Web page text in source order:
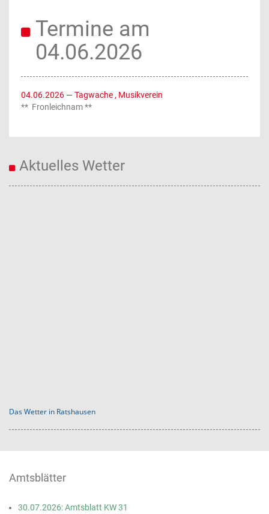
Termine am
04.06.2026
04.06.2026 — Tagwache , Musikverein
** Fronleichnam **
Aktuelles Wetter
Das Wetter in Ratshausen
Amtsblätter
30.07.2026: Amtsblatt KW 31